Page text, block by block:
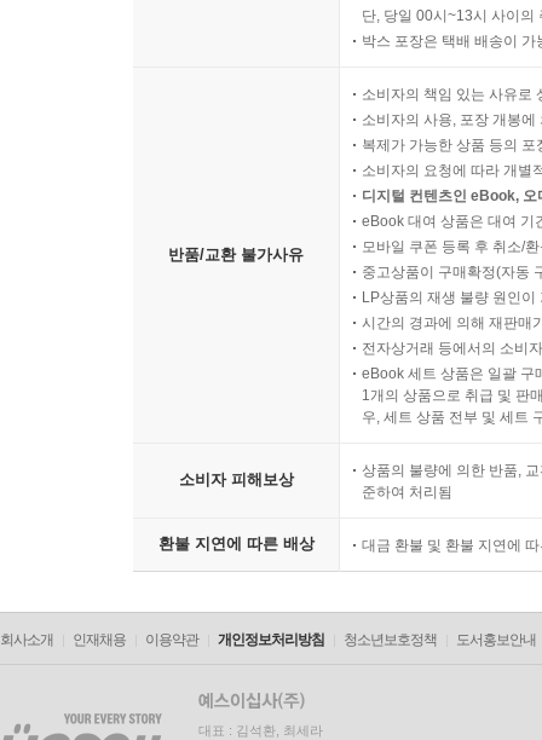
단, 당일 00시~13시 사이의
박스 포장은 택배 배송이
반품/교환 불가사유
소비자의 책임 있는 사유로
소비자의 사용, 포장 개봉
복제가 가능한 상품 등의
소비자의 요청에 따라 개별
디지털 컨텐츠인 eBook,
eBook 대여 상품은 대여 기
모바일 쿠폰 등록 후 취소/
중고상품이 구매확정(자동
LP상품의 재생 불량 원인
시간의 경과에 의해 재판매
전자상거래 등에서의 소비
eBook 세트 상품은 일괄 구
1개의 상품으로 취급 및 판
우, 세트 상품 전부 및 세트
소비자 피해보상
상품의 불량에 의한 반품,
준하여 처리됨
환불 지연에 따른 배상 대금 환불 및 환불 지연에
회사소개 인재채용 이용약관 개인정보처리방침 청소년보호정책 도서홍보안내
대표 : 김석환, 최세라